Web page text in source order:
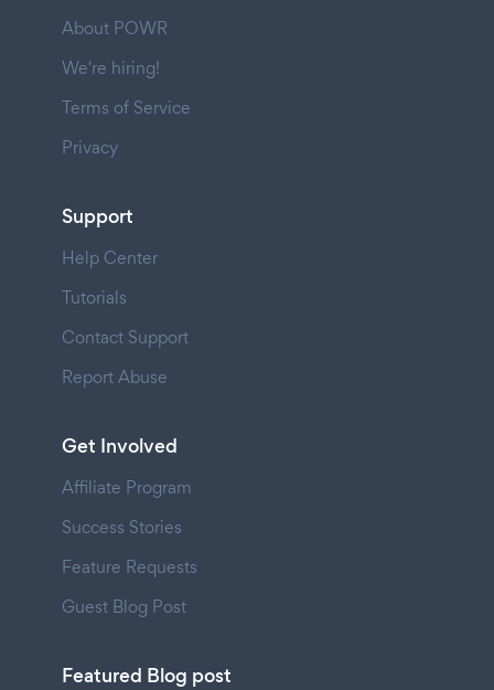
About POWR
We're hiring!
Terms of Service
Privacy
Support
Help Center
Tutorials
Contact Support
Report Abuse
Get Involved
Affiliate Program
Success Stories
Feature Requests
Guest Blog Post
Featured Blog post